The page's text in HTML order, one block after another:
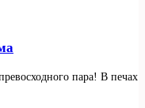
пара! В печах